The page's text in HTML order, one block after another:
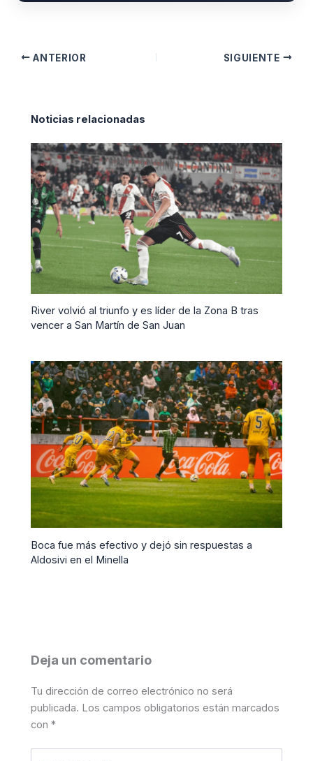
ANTERIOR SIGUIENTE
Noticias relacionadas
River volvió al triunfo y es líder de la Zona B tras
vencer a San Martín de San Juan
Boca fue más efectivo y dejó sin respuestas a
Aldosivi en el Minella
Deja un comentario
Tu dirección de correo electrónico no será
publicada. Los campos obligatorios están marcados
con*